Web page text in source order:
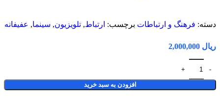
دسته: فرهنگ و ارتباطات برچسب: ارتباط, تلویزیون, سینما, عفیفانه
ریال
افزودن به سبد خرید